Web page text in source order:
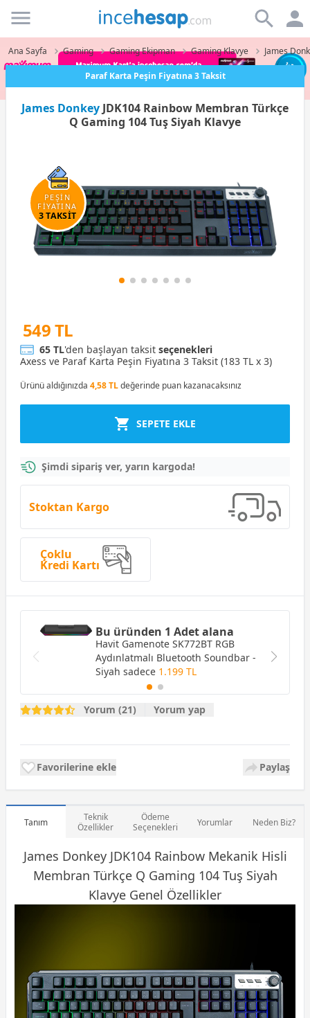
Incehesap
Ana Sayfa Gaming Gaming Ekipman Gaming Klavye James
Paraf Karta Peşin Fiyatına 3 Taksit
James Donkey JDK104 Rainbow Membran Türkçe
Q Gaming 104 Tuş Siyah Klavye
PEŞİN
FİYATINA
3 TAKSİT
549 TL
65 TL'den başlayan taksit seçenekleri
Axess ve Paraf Karta Peşin Fiyatına 3 Taksit (183 TL x 3)
Ürünü aldığınızda 4,58 TLdeğerinde puan kazanacaksınız
SEPETE EKLE
Şimdi sipariş ver, yarın kargoda!
Stoktan Kargo
Çoklu
Kredi Kartı
Bu üründen 1 Adet alana
Havit Gamenote SK772BT RGB
Aydınlatmalı Bluetooth Soundbar -
Siyah sadece 1.199 TL
Yorum (21) Yorum yap
Favorilerine ekle Paylaş
Tanım
Teknik
Özellikler
Ödeme
Seçenekleri
Yorumlar Neden Biz?
James Donkey JDK104 Rainbow Mekanik Hisli
Membran Türkçe Q Gaming 104 Tuş Siyah
Klavye Genel Özellikler